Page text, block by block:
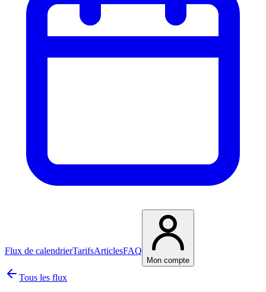
Flux de calendrierTarifsArticlesFAQ
Mon compte
Tous les flux